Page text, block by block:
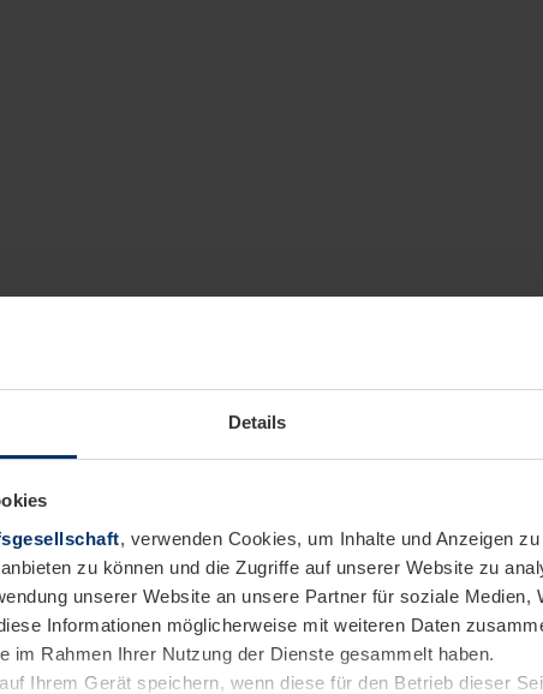
Details
, verwenden Cookies, um Inhalte und Anzeigen
zu können und die Zugriffe auf unserer Website zu
unserer Website an unsere Partner für soziale Medien,
Informationen möglicherweise mit weiteren Daten
im Rahmen Ihrer Nutzung der Dienste gesammelt haben.
Ihrem Gerät speichern, wenn diese für den Betrieb dieser